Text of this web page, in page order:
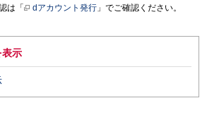
は「
dアカウント発行 」でご確認ください。
表示